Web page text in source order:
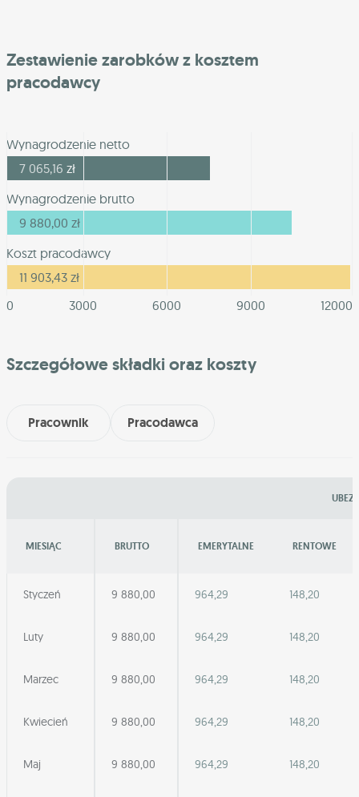
Zestawienie zarobków z kosztem
pracodawcy
Wynagrodzenie netto
7 065,16 zł
Wynagrodzenie brutto
9 880,00 zł
Koszt pracodawcy
11 903,43 zł
0
3000 6000 9000 12000
Szczegółowe składki oraz koszty
Pracownik Pracodawca
MIESIĄC BRUTTO EMERYTALNE RENTOWE
Styczeń 9 880,00 964,29 148,20
Luty 9 880,00 964,29 148,20
Marzec 9 880,00 964,29 148,20
Kwiecień 9 880,00 964,29 148,20
Maj 9 880,00 964,29 148,20